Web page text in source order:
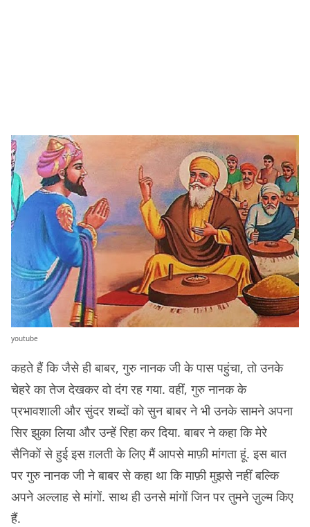
youtube
कहते हैं कि जैसे ही बाबर, गुरु नानक जी के पास पहुंचा, तो उनके
चेहरे का तेज देखकर वो दंग रह गया. वहीं, गुरु नानक के
प्रभावशाली और सुंदर शब्दों को सुन बाबर ने भी उनके सामने अपना
सिर झुका लिया और उन्हें रिहा कर दिया. बाबर ने कहा कि मेरे
सैनिकों से हुई इस ग़लती के लिए मैं आपसे माफ़ी मांगता हूं. इस बात
पर गुरु नानक जी ने बाबर से कहा था कि माफ़ी मुझसे नहीं बल्कि
अपने अल्लाह से मांगों. साथ ही उनसे मांगों जिन पर तुमने ज़ुल्म किए
हैं.